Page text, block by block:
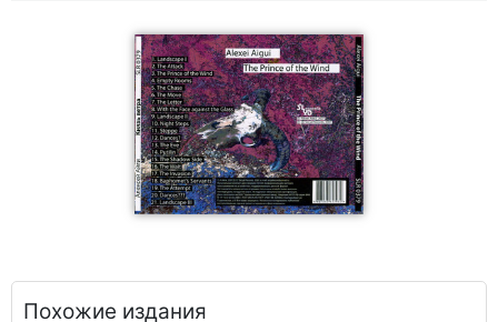
Похожие издания